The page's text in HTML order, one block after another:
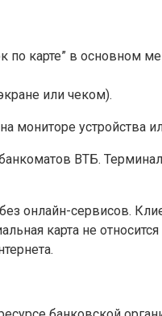
по карте” в основном
или чеком).
устройства
ВТБ.
онлайн-сервисов.
карта не